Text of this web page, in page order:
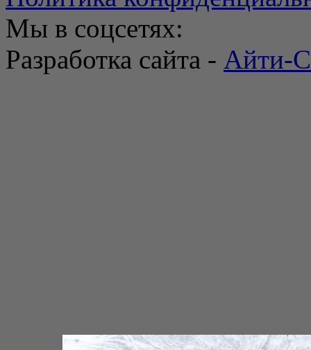
Мы в соцсетях:
Разработка сайта - Айти-